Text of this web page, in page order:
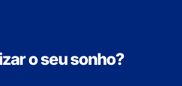
o seu sonho?